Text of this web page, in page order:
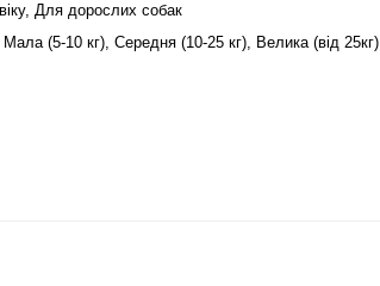
, Для дорослих собак
Мала (5-10 кг), Середня (10-25 кг), Велика (від 25кг)